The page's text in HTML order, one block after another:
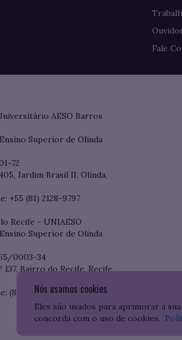
Nós usamos cookies
Eles são usados para aprimorar a
concorda com o uso de cookies.
Fale
AESO Barros
Superior de Olinda
72
Jardim Brasil II, Olinda,
+55 (81) 2128-9797
Recife - UNIAESO
Superior de Olinda
0003-34
137, Bairro do Recife, Recife,
(81) 3204-7536